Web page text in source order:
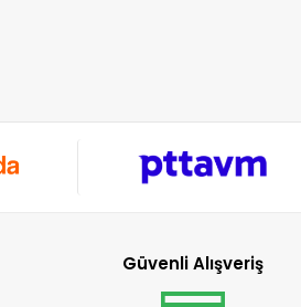
Güvenli Alışveriş